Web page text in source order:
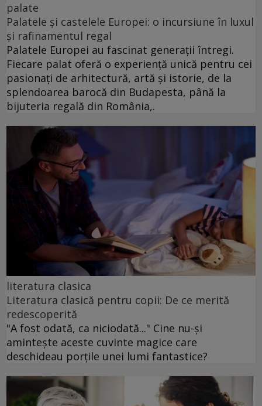
palate
Palatele și castelele Europei: o incursiune în luxul
și rafinamentul regal
Palatele Europei au fascinat generații întregi.
Fiecare palat oferă o experiență unică pentru cei
pasionați de arhitectură, artă și istorie, de la
splendoarea barocă din Budapesta, până la
bijuteria regală din România,.
literatura clasica
Literatura clasică pentru copii: De ce merită
redescoperită
"A fost odată, ca niciodată..." Cine nu-și
amintește aceste cuvinte magice care
deschideau porțile unei lumi fantastice?